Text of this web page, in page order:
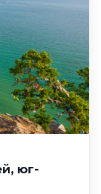
юг-